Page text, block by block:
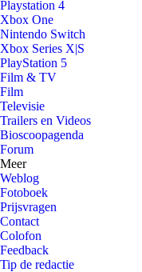
Playstation 4
Xbox One
Nintendo Switch
Xbox Series X|S
PlayStation 5
Film & TV
Film
Televisie
Trailers en Videos
Bioscoopagenda
Forum
Meer
Weblog
Fotoboek
Prijsvragen
Contact
Colofon
Feedback
Tip de redactie